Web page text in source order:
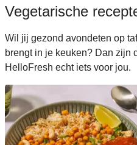
Vegetarische
Wil jij gezond avondeten op
brengt in je keuken? Dan zijn
HelloFresh echt iets voor jou.